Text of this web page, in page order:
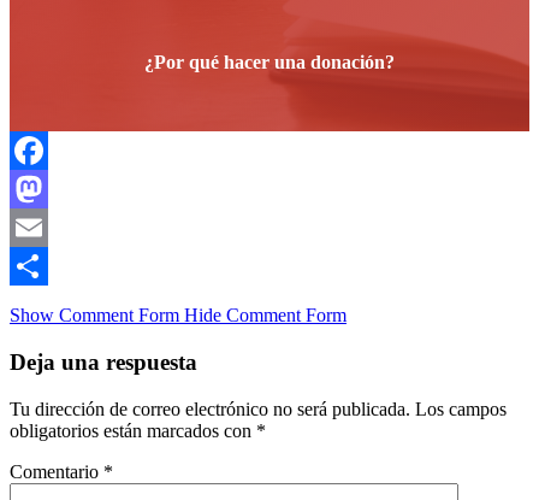
¿Por qué hacer una donación?
Facebook
Mastodon
Email
Compartir
Show Comment Form Hide Comment Form
Deja una respuesta
Tu dirección de correo electrónico no será publicada. Los campos
obligatorios están marcados con *
Comentario *